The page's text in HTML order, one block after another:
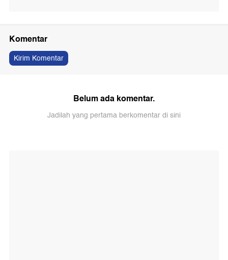
Komentar
Kirim Komentar
Belum ada komentar.
Jadilah yang pertama berkomentar di sini